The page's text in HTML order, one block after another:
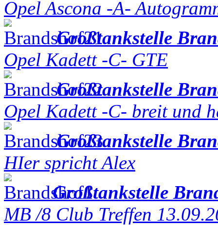
Opel Ascona -A-
Großtankstelle
Opel Kadett -C- GTE
Großtankstelle
Opel Kadett -C- breit und
Großtankstelle
HIer spricht Alex
Großtankstelle
MB /8 Club Treffen